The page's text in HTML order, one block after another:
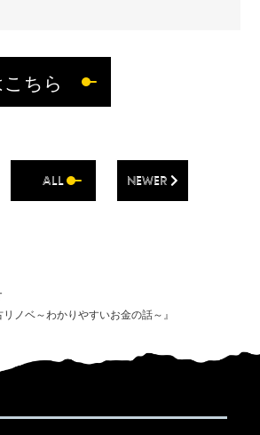
ちら
ALL NEWER
ノベ～わかりやすいお金の話～』